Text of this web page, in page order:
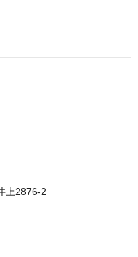
上2876-2